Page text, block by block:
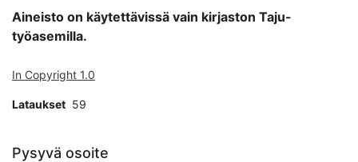
Aineisto on käytettävissä vain kirjaston Taju-
työasemilla.
In Copyright 1.0
Lataukset 59
Pysyvä osoite